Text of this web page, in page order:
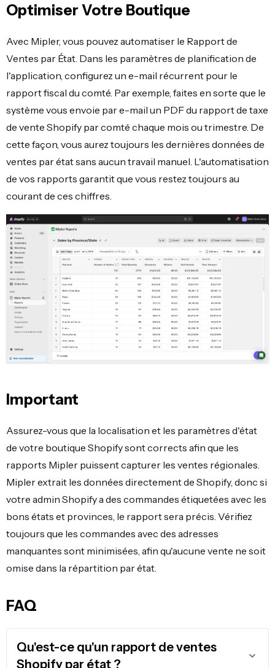
Optimiser Votre Boutique
Avec Mipler, vous pouvez automatiser le Rapport de
Ventes par État. Dans les paramètres de planification de
l'application, configurez un e-mail récurrent pour le
rapport fiscal du comté. Par exemple, faites en sorte que le
système vous envoie par e-mail un PDF du rapport de taxe
de vente Shopify par comté chaque mois ou trimestre. De
cette façon, vous aurez toujours les dernières données de
ventes par état sans aucun travail manuel. L'automatisation
de vos rapports garantit que vous restez toujours au
courant de ces chiffres.
Important
Assurez-vous que la localisation et les paramètres d'état
de votre boutique Shopify sont corrects afin que les
rapports Mipler puissent capturer les ventes régionales.
Mipler extrait les données directement de Shopify, donc si
votre admin Shopify a des commandes étiquetées avec les
bons états et provinces, le rapport sera précis. Vérifiez
toujours que les commandes avec des adresses
manquantes sont minimisées, afin qu'aucune vente ne soit
omise dans la répartition par état.
FAQ
Qu'est-ce qu'un rapport de ventes
Shopify par état ?